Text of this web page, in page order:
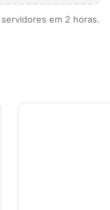
em 2 horas.